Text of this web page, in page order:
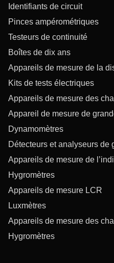
Identifiants de circuit
Pinces ampérométriques
Testeurs de continuité
Boîtes de dix ans
Appareils de mesure de la
Kits de tests électriques
Appareils de mesure des
Appareil de mesure de
Dynamomètres
Détecteurs et analyseurs de
Appareils de mesure de
Hygromètres
Appareils de mesure LCR
Luxmètres
Appareils de mesure des
Hygromètres